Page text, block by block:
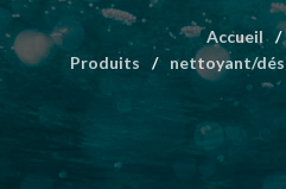
Accueil /
Produits
/ nettoyant/